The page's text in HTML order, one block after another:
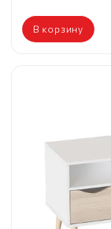
В корзину